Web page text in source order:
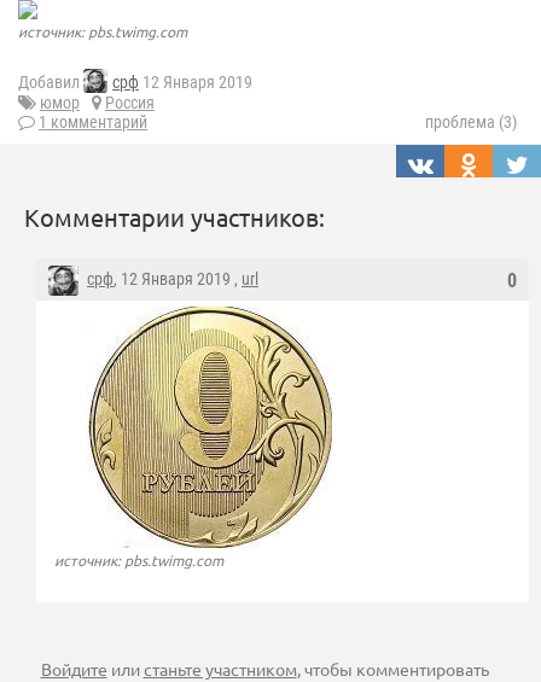
источник: pbs.twimg.com
Добавил срф 12 Января 2019
юмор
Россия
1 комментарий
проблема (3)
Комментарии участников:
0
срф, 12 Января 2019 , url
источник: pbs.twimg.com
Войдите илистаньте участником, чтобы комментировать